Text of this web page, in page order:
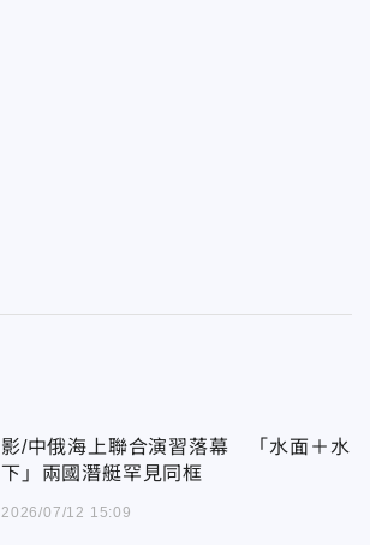
影/中俄海上聯合演習落幕 「水面＋水
下」兩國潛艇罕見同框
2026/07/12 15:09